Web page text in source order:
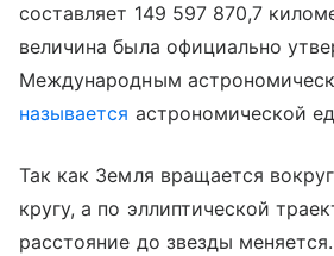
составляет 149 597 870,7
величина была официально
Международным
называется астрономической
Так как Земля вращается
кругу, а по эллиптической
расстояние до звезды